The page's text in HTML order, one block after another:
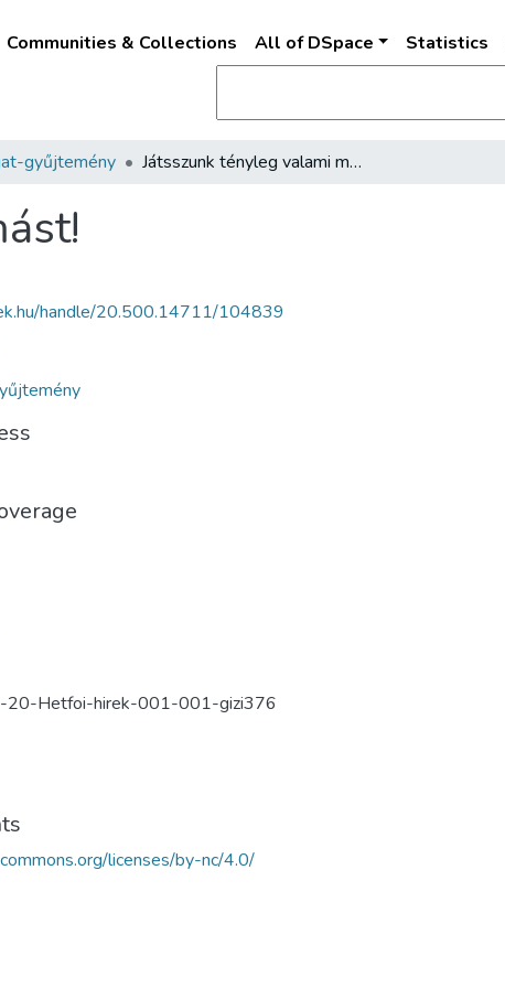
Communities & Collections All of DSpace Statistics
gyűjtemény Játsszunk tényleg valami mást!
handle/20.500.14711/104839
Hetfoi-hirek-001-001-gizi376
licenses/by-nc/4.0/